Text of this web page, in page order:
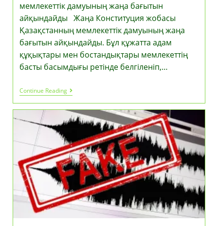
мемлекеттік дамуының жаңа бағытын
айқындайды Жаңа Конституция жобасы
Қазақстанның мемлекеттік дамуының жаңа
бағытын айқындайды. Бұл құжатта адам
құқықтары мен бостандықтары мемлекеттің
басты басымдығы ретінде белгіленіп,…
Continue ReadingЖаңа
Конституция
Жобасы
Қазақстанның
Мемлекеттік
Дамуының
Жаңа
Бағытын
Айқындайды